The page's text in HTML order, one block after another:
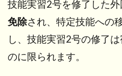
技能実習2号を修了した外
免除され、特定技能への
し、技能実習2号の修了
のに限られます。